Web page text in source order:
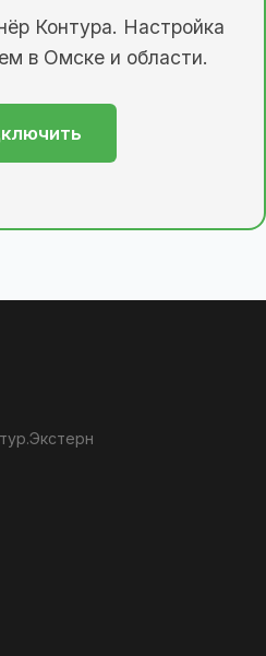
Контура. Настройка
в Омске и области.